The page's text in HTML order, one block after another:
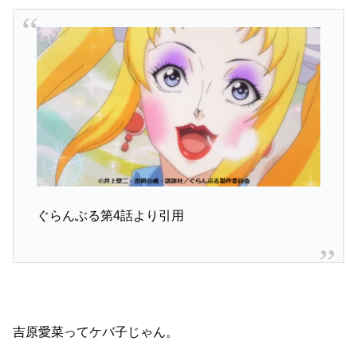
ぐらんぶる第4話より引用
吉原愛菜ってケバ子じゃん。